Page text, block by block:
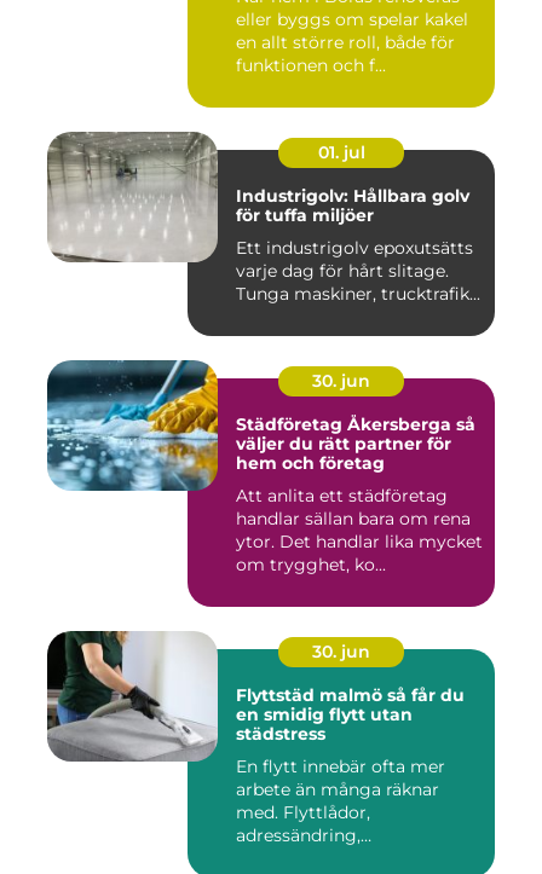
eller byggs om spelar kakel
en allt större roll, både för
funktionen och f...
01. jul
Industrigolv: Hållbara golv
för tuffa miljöer
Ett industrigolv epoxutsätts
varje dag för hårt slitage.
Tunga maskiner, trucktrafik...
30. jun
Städföretag Åkersberga så
väljer du rätt partner för
hem och företag
Att anlita ett städföretag
handlar sällan bara om rena
ytor. Det handlar lika mycket
om trygghet, ko...
30. jun
Flyttstäd malmö så får du
en smidig flytt utan
städstress
En flytt innebär ofta mer
arbete än många räknar
med. Flyttlådor,
adressändring,